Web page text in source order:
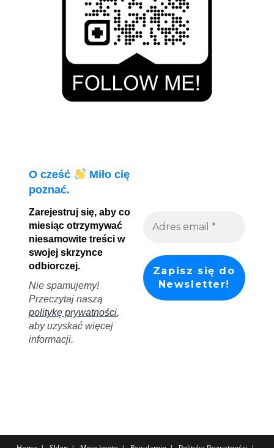
O cześć
Miło cię
poznać.
Zarejestruj się, aby co
miesiąc otrzymywać
niesamowite treści w
swojej skrzynce
odbiorczej.
Nie spamujemy!
Przeczytaj naszą
politykę prywatności,
aby uzyskać więcej
informacji.